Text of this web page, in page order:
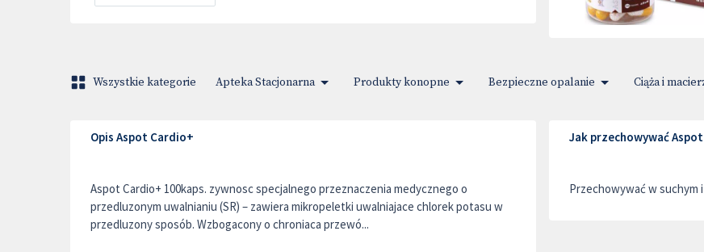
Wszystkie kategorie Apteka Stacjonarna Produkty konopne Bezpieczne opalanie Ciąża i
Opis Aspot Cardio+
Aspot Cardio+ 100kaps. zywnosc specjalnego przeznaczenia medycznego o
przedluzonym uwalnianiu (SR) – zawiera mikropeletki uwalniajace chlorek potasu w
przedluzony sposób. Wzbogacony o chroniaca przewó...
Jak przechowywać
Przechowywać w suchym